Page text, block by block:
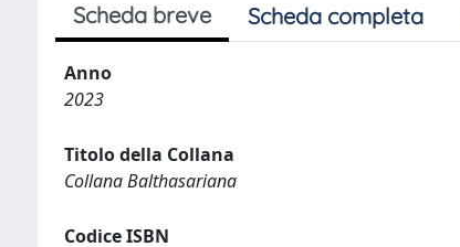
Scheda breve Scheda completa
Anno
2023
Titolo della Collana
Collana Balthasariana
Codice ISBN